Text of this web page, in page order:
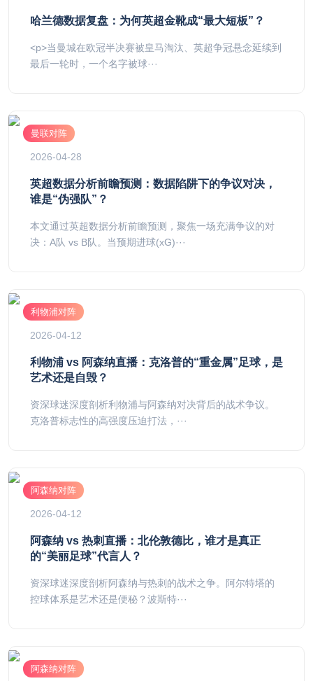
哈兰德数据复盘：为何英超金靴成“最大短板”？
<p>当曼城在欧冠半决赛被皇马淘汰、英超争冠悬念延续到
最后一轮时，一个名字被球···
曼联对阵
2026-04-28
英超数据分析前瞻预测：数据陷阱下的争议对决，
谁是“伪强队”？
本文通过英超数据分析前瞻预测，聚焦一场充满争议的对
决：A队 vs B队。当预期进球(xG)···
利物浦对阵
2026-04-12
利物浦 vs 阿森纳直播：克洛普的“重金属”足球，是
艺术还是自毁？
资深球迷深度剖析利物浦与阿森纳对决背后的战术争议。
克洛普标志性的高强度压迫打法，···
阿森纳对阵
2026-04-12
阿森纳 vs 热刺直播：北伦敦德比，谁才是真正
的“美丽足球”代言人？
资深球迷深度剖析阿森纳与热刺的战术之争。阿尔特塔的
控球体系是艺术还是便秘？波斯特···
阿森纳对阵